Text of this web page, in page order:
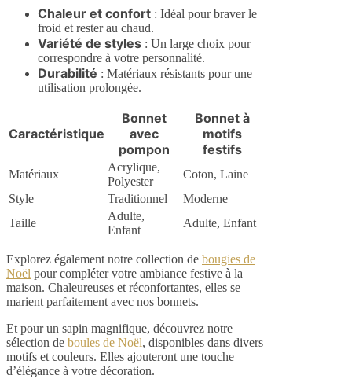
Chaleur et confort : Idéal pour braver le
froid et rester au chaud.
Variété de styles : Un large choix pour
correspondre à votre personnalité.
Durabilité : Matériaux résistants pour une
utilisation prolongée.
Caractéristique
Bonnet
avec
pompon
Bonnet à
motifs
festifs
Matériaux
Acrylique,
Polyester
Coton, Laine
Style
Traditionnel
Moderne
Taille
Adulte,
Enfant
Adulte, Enfant
Explorez également notre collection de bougies de
Noël pour compléter votre ambiance festive à la
maison. Chaleureuses et réconfortantes, elles se
marient parfaitement avec nos bonnets.
Et pour un sapin magnifique, découvrez notre
sélection de boules de Noël, disponibles dans divers
motifs et couleurs. Elles ajouteront une touche
d’élégance à votre décoration.